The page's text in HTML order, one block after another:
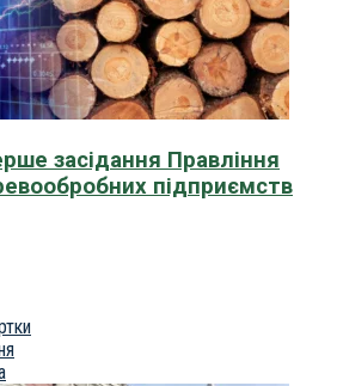
засідання Правління
підприємств